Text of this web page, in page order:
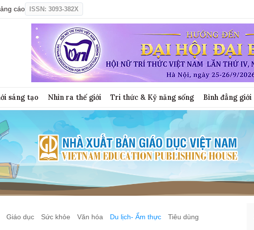
cáo ISSN: 3093-382X
sáng tạo Nhìn ra thế giới Tri thức & Kỹ năng sống Bình đẳng giới
Giáo dục Sức khỏe Văn hóa Du lịch- Ẩm thực Tiêu dùng